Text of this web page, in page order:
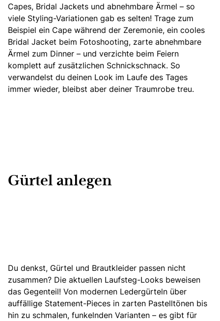
Capes, Bridal Jackets und abnehmbare Ärmel – so
viele Styling-Variationen gab es selten! Trage zum
Beispiel ein Cape während der Zeremonie, ein cooles
Bridal Jacket beim Fotoshooting, zarte abnehmbare
Ärmel zum Dinner – und verzichte beim Feiern
komplett auf zusätzlichen Schnickschnack. So
verwandelst du deinen Look im Laufe des Tages
immer wieder, bleibst aber deiner Traumrobe treu.
Gürtel anlegen
Du denkst, Gürtel und Brautkleider passen nicht
zusammen? Die aktuellen Laufsteg-Looks beweisen
das Gegenteil! Von modernen Ledergürteln über
auffällige Statement-Pieces in zarten Pastelltönen bis
hin zu schmalen, funkelnden Varianten – es gibt für